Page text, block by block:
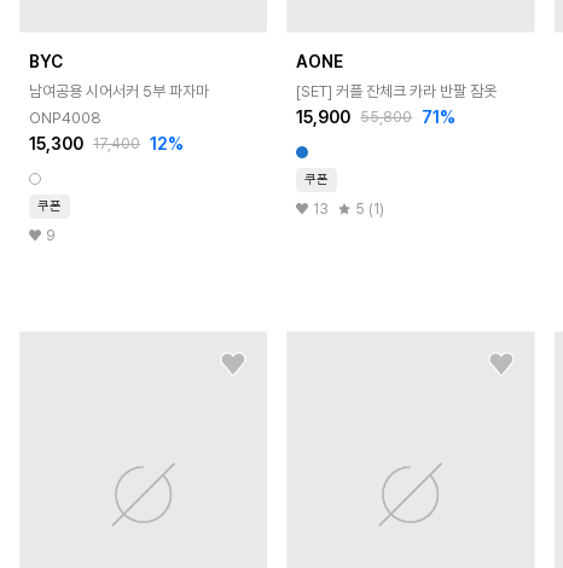
BYC
남여공용 시어서커 5부 파자마
ONP4008
15,300 17,400 12%
쿠폰
9
AONE
[SET] 커플 잔체크 카라 반팔 잠옷
15,900 55,800 71 %
쿠폰
13 5 (1)